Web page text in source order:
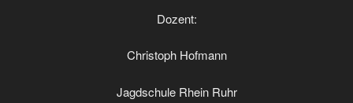
Dozent:
Christoph Hofmann
Jagdschule Rhein Ruhr